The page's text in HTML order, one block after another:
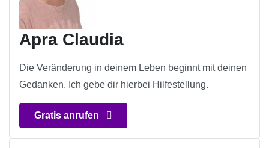
Apra Claudia
Die Veränderung in deinem Leben beginnt mit deinen
Gedanken. Ich gebe dir hierbei Hilfestellung.
Gratis anrufen